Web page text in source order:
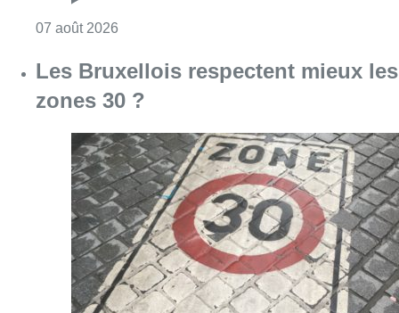
07 août 2026
Les Bruxellois respectent mieux les
zones 30 ?